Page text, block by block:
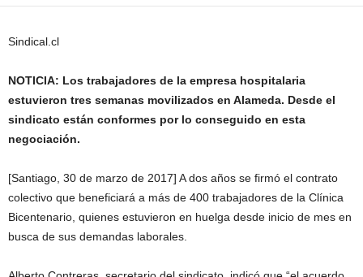
Sindical.cl
NOTICIA: Los trabajadores de la empresa hospitalaria
estuvieron tres semanas movilizados en Alameda. Desde el
sindicato están conformes por lo conseguido en esta
negociación.
[Santiago, 30 de marzo de 2017] A dos años se firmó el contrato
colectivo que beneficiará a más de 400 trabajadores de la Clínica
Bicentenario, quienes estuvieron en huelga desde inicio de mes en
busca de sus demandas laborales.